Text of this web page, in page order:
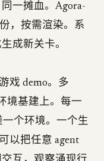
一摊血。Agora-
，按需渲染。系
成新关卡。
戏 demo。多
境基建上。每一
一个环境。一个生
以把任意 agent